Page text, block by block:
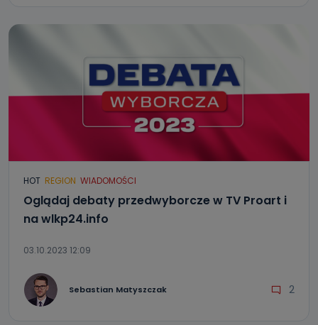
HOT REGION WIADOMOŚCI
Oglądaj debaty przedwyborcze w TV Proart i
na wlkp24.info
03.10.2023 12:09
Sebastian Matyszczak 2